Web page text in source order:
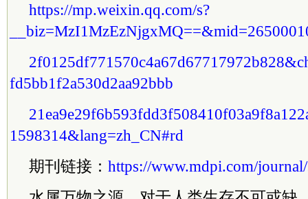
https://mp.weixin.qq.com/s?
fd5bb1f2a530d2aa92bbb
1598314&lang=zh_CN#rd
期刊链接： https://www.mdpi.com/